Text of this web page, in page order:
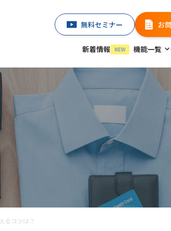
無料セミナー お
新着情報 NEW 機能一覧
るコツは？